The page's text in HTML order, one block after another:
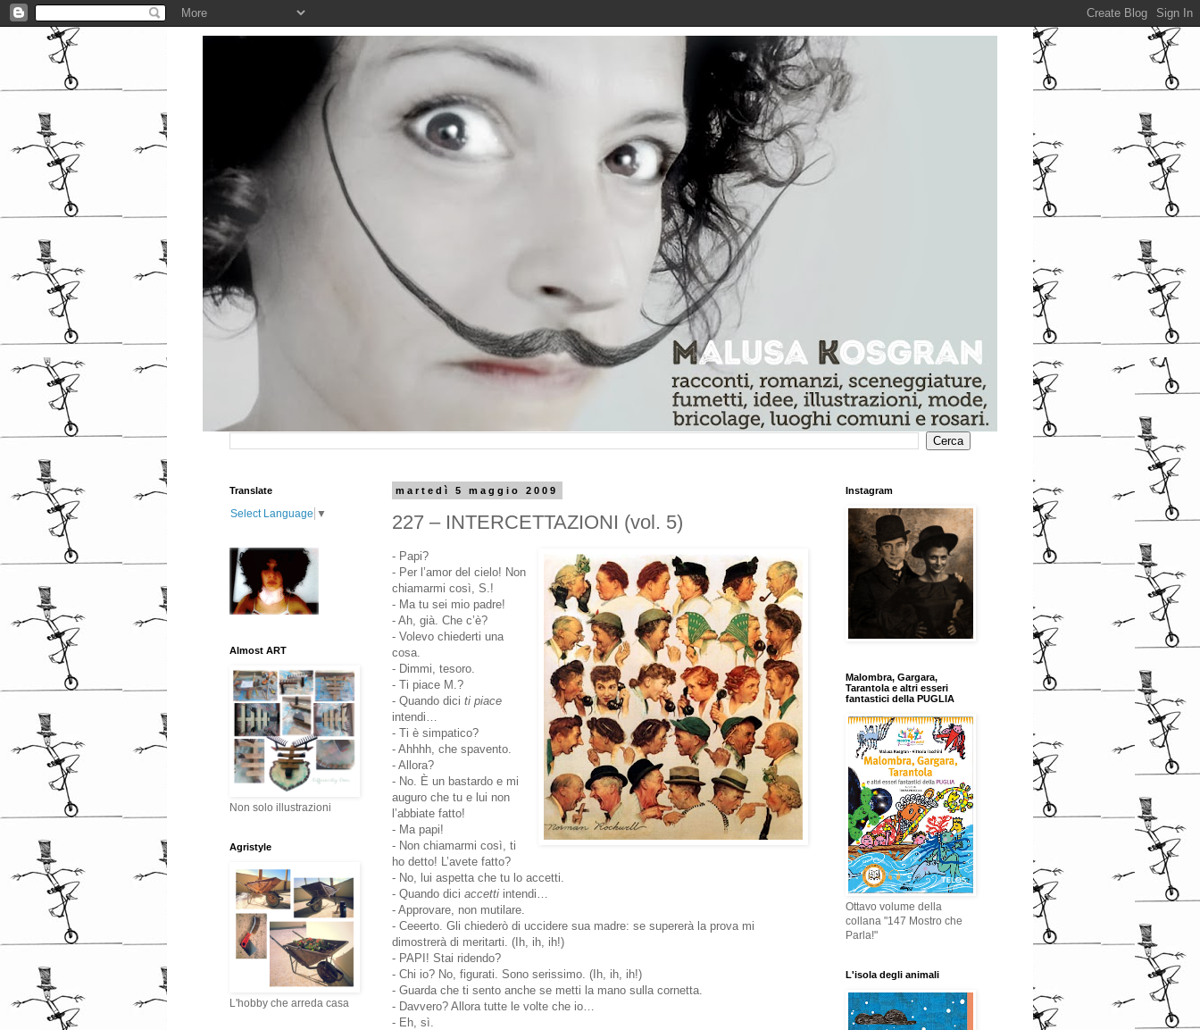
martedì 5 maggio 2009
227 – INTERCETTAZIONI (vol. 5)
- Papi?
- Per l’amor del cielo! Non
chiamarmi così, S.!
- Ma tu sei mio padre!
- Ah, già. Che c’è?
- Volevo chiederti una
cosa.
- Dimmi, tesoro.
- Ti piace M.?
- Quando dici ti piace
intendi…
- Ti è simpatico?
- Ahhhh, che spavento.
- Allora?
- No. È un bastardo e mi
auguro che tu e lui non
l’abbiate fatto!
- Ma papi!
- Non chiamarmi così, ti
ho detto! L’avete fatto?
- No, lui aspetta che tu lo accetti.
- Quando dici accetti intendi…
- Approvare, non mutilare.
- Ceeerto. Gli chiederò di uccidere sua madre: se supererà la prova mi
dimostrerà di meritarti. (Ih, ih, ih!)
- PAPI! Stai ridendo?
- Chi io? No, figurati. Sono serissimo. (Ih, ih, ih!)
- Guarda che ti sento anche se metti la mano sulla cornetta.
- Davvero? Allora tutte le volte che io…
- Eh, sì.
Translate
Select Language ▼
Almost ART
Non solo illustrazioni
Agristyle
L'hobby che arreda casa
Instagram
Malombra, Gargara,
Tarantola e altri esseri
fantastici della PUGLIA
Ottavo volume della
collana "147 Mostro che
Parla!"
L'isola degli animali